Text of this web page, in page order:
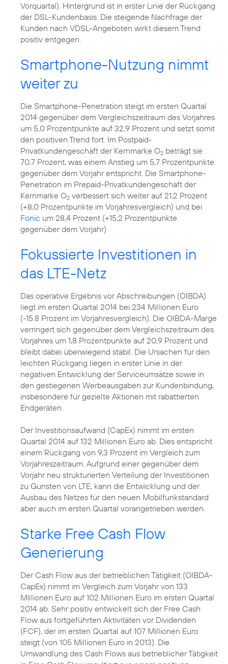
Vorquartal). Hintergrund ist in erster Linie der Rückgang
der DSL-Kundenbasis. Die steigende Nachfrage der
Kunden nach VDSL-Angeboten wirkt diesem Trend
positiv entgegen.
Smartphone-Nutzung nimmt
weiter zu
Die Smartphone-Penetration steigt im ersten Quartal
2014 gegenüber dem Vergleichszeitraum des Vorjahres
um 5,0 Prozentpunkte auf 32,9 Prozent und setzt somit
den positiven Trend fort. Im Postpaid-
Privatkundengeschäft der Kernmarke O2 beträgt sie
70,7 Prozent, was einem Anstieg um 5,7 Prozentpunkte
gegenüber dem Vorjahr entspricht. Die Smartphone-
Penetration im Prepaid-Privatkundengeschäft der
Kernmarke O2 verbessert sich weiter auf 21,2 Prozent
(+8,0 Prozentpunkte im Vorjahresvergleich) und bei
Fonic um 28,4 Prozent (+15,2 Prozentpunkte
gegenüber dem Vorjahr).
Fokussierte Investitionen in
das LTE-Netz
Das operative Ergebnis vor Abschreibungen (OIBDA)
liegt im ersten Quartal 2014 bei 234 Millionen Euro
(-15.8 Prozent im Vorjahresvergleich). Die OIBDA-Marge
verringert sich gegenüber dem Vergleichszeitraum des
Vorjahres um 1,8 Prozentpunkte auf 20,9 Prozent und
bleibt dabei überwiegend stabil. Die Ursachen für den
leichten Rückgang liegen in erster Linie in der
negativen Entwicklung der Serviceumsätze sowie in
den gestiegenen Werbeausgaben zur Kundenbindung,
insbesondere für gezielte Aktionen mit rabattierten
Endgeräten.
Der Investitionsaufwand (CapEx) nimmt im ersten
Quartal 2014 auf 132 Millionen Euro ab. Dies entspricht
einem Rückgang von 9,3 Prozent im Vergleich zum
Vorjahreszeitraum. Aufgrund einer gegenüber dem
Vorjahr neu strukturierten Verteilung der Investitionen
zu Gunsten von LTE, kann die Entwicklung und der
Ausbau des Netzes für den neuen Mobilfunkstandard
aber auch im ersten Quartal vorangetrieben werden.
Starke Free Cash Flow
Generierung
Der Cash Flow aus der betrieblichen Tätigkeit (OIBDA-
CapEx) nimmt im Vergleich zum Vorjahr von 133
Millionen Euro auf 102 Millionen Euro im ersten Quartal
2014 ab. Sehr positiv entwickelt sich der Free Cash
Flow aus fortgeführten Aktivitäten vor Dividenden
(FCF), der im ersten Quartal auf 107 Millionen Euro
steigt (von 105 Millionen Euro in 2013). Die
Umwandlung des Cash Flows aus betrieblicher Tätigkeit